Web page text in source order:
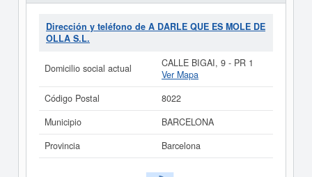
Dirección y teléfono de A DARLE QUE ES MOLE DE
OLLA S.L.
Domicilio social actual
CALLE BIGAI, 9 - PR 1
Ver Mapa
Código Postal
8022
Municipio
BARCELONA
Provincia
Barcelona